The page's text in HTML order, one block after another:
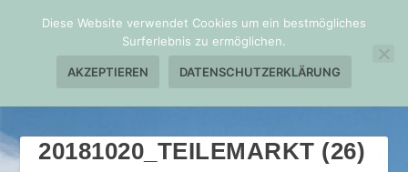
20181020_TEILEMARKT (26)
Diese Website verwendet Cookies um ein bestmögliches
Surferlebnis zu ermöglichen.
AKZEPTIEREN DATENSCHUTZERKLÄRUNG